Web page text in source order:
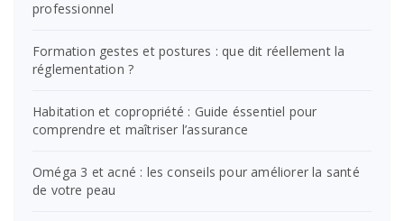
professionnel
Formation gestes et postures : que dit réellement la
réglementation ?
Habitation et copropriété : Guide éssentiel pour
comprendre et maîtriser l’assurance
Oméga 3 et acné : les conseils pour améliorer la santé
de votre peau